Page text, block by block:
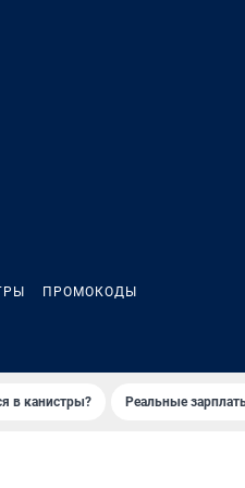
ПРОМОКОДЫ
в канистры? Реальные